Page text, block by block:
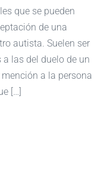
que se pueden
de una
autista. Suelen ser
las del duelo de un
a la persona
[…]